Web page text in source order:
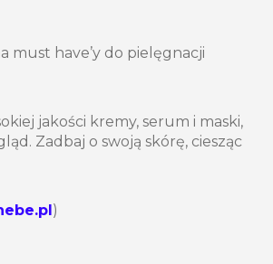
must have’y do pielęgnacji
jakości kremy, serum i maski,
Zadbaj o swoją skórę, ciesząc
)